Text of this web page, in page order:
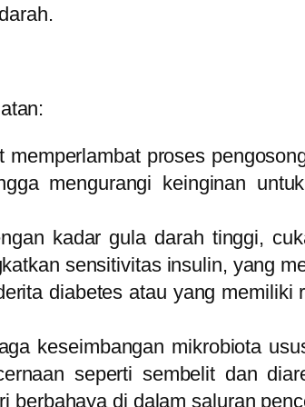
proses
mengurangi keinginan
kadar gula darah tinggi,
sensitivitas insulin, yang
diabetes atau yang memiliki
keseimbangan mikrobiota
seperti sembelit dan
berbahaya di dalam saluran